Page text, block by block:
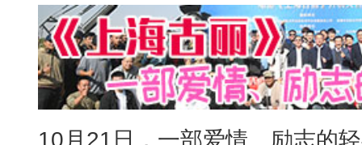
10月21日，一部爱情、励志的